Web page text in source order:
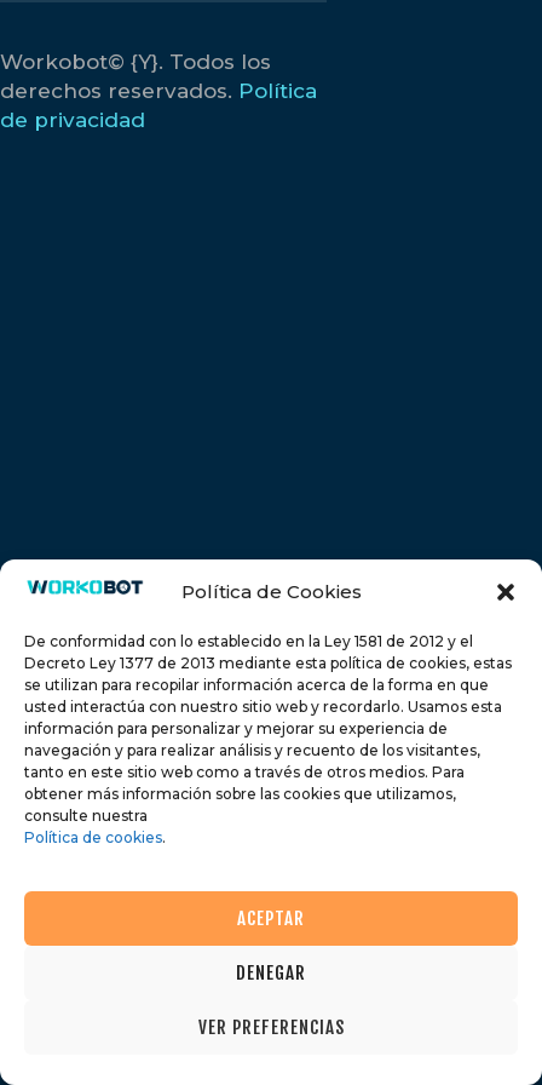
Política de Cookies
De conformidad con lo establecido en la Ley 1581 de 2012 y el
Decreto Ley 1377 de 2013 mediante esta política de cookies, estas
se utilizan para recopilar información acerca de la forma en que
usted interactúa con nuestro sitio web y recordarlo. Usamos esta
información para personalizar y mejorar su experiencia de
navegación y para realizar análisis y recuento de los visitantes,
tanto en este sitio web como a través de otros medios. Para
obtener más información sobre las cookies que utilizamos,
consulte nuestra
Política de cookies.
ACEPTAR
DENEGAR
VER PREFERENCIAS
Workobot© {Y}. Todos los
derechos reservados. Política
de privacidad